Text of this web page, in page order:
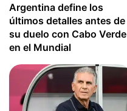
Argentina define los
últimos detalles antes de
su duelo con Cabo Verde
en el Mundial